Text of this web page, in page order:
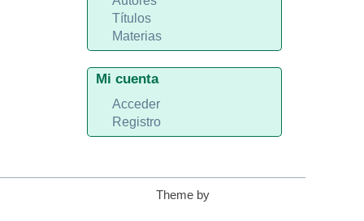
Títulos
Materias
Mi cuenta
Acceder
Registro
Theme by